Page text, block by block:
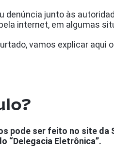
denúncia junto às
internet, em algumas
vamos explicar aqui
pode ser feito no site da
“Delegacia Eletrônica”.